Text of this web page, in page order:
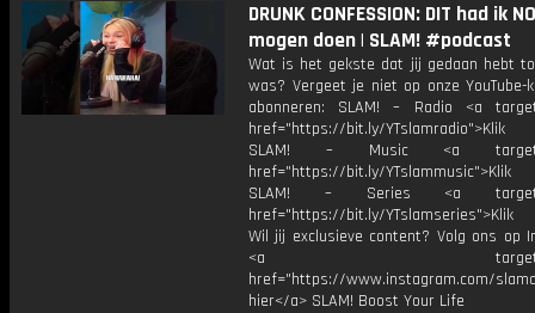
DRUNK CONFESSION: DIT had ik
mogen doen | SLAM! #podcast
Wat is het gekste dat jij gedaan hebt
was? Vergeet je niet op onze YouTube-
abonneren: SLAM! – Radio <a
href="https://bit.ly/
SLAM! – Music <a
href="https://bit.ly/
SLAM! – Series <a
href="https://bit.ly/
Wil jij exclusieve content? Volg ons op
<a
href="https://www.instagram.com/
hier</a> SLAM! Boost Your Life